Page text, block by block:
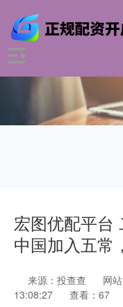
宏图优配平台
中国加入五常
来源：投查查 网
13:08:27
查看：67